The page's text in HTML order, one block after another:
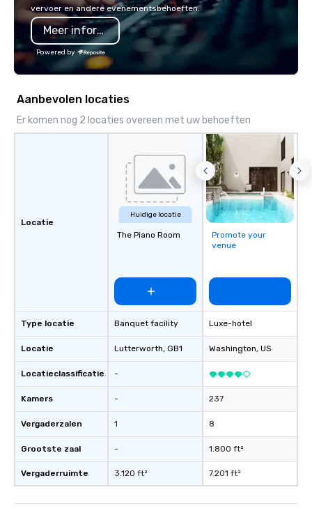
dependable, polished
of corporate clients,
vervoer en andere evenementsbehoeften.
Meer informatie
Powered by
Aanbevolen locaties
Er komen nog 2 locaties overeen met uw behoeften
Locatie
Type locatie
Locatie
Locatieclassificatie
Kamers
Vergaderzalen
Grootste zaal
Vergaderruimte
Huidige locatie
The Piano Room
Banquet facility
Lutterworth, GB1
-
-
1
-
3.120 ft²
Promote your
venue
Luxe-hotel
Washington, US
237
8
1.800 ft²
7.201 ft²